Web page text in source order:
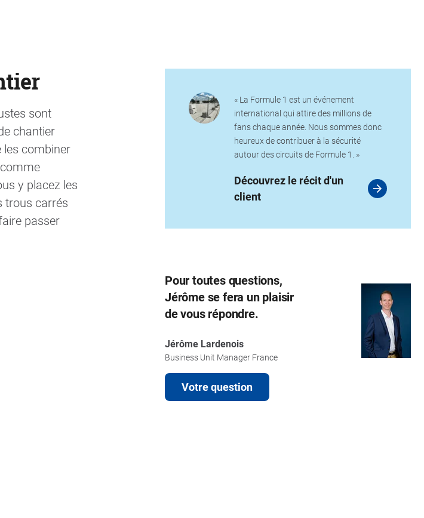
sont
chantier
les combiner
y placez les
trous carrés
passer
« La Formule 1 est un événement
international qui attire des millions de
fans chaque année. Nous sommes donc
heureux de contribuer à la sécurité
autour des circuits de Formule 1. »
Découvrez le récit d'un
client
Pour toutes questions,
Jérôme se fera un plaisir
de vous répondre.
Jérôme Lardenois
Business Unit Manager France
Votre question